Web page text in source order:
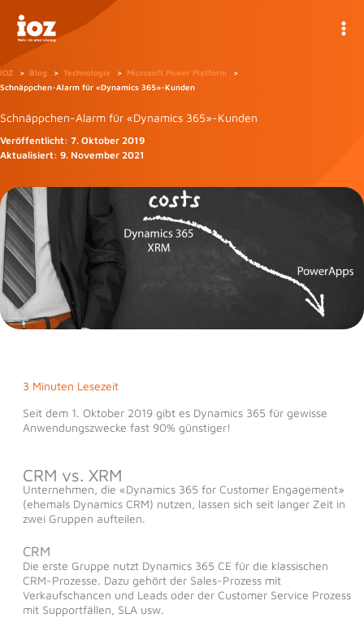
Inhalt
springen
IOZ Blog Technologie
Microsoft Power Platform
Schnäppchen-Alarm für «Dynamics 365»-Kunden
Schnäppchen-Alarm für «Dynamics 365»-Kunden
Veröffentlicht: 7. Oktober 2019
Aktualisiert: 9. November 2021
3 Minuten Lesezeit
Seit dem 1. Oktober 2019 gibt es Dynamics 365 für gewisse
Anwendungszwecke fast 90% günstiger!
CRM vs. XRM
Unternehmen, die «Dynamics 365 for Customer Engagement»
(ehemals Dynamics CRM) nutzen, lassen sich seit langer Zeit in
zwei Gruppen aufteilen.
CRM
Die erste Gruppe nutzt Dynamics 365 CE für die klassischen
CRM-Prozesse. Dazu gehört der Sales-Prozess mit
Verkaufschancen und Leads oder der Customer Service Prozess
mit Supportfällen, SLA usw.